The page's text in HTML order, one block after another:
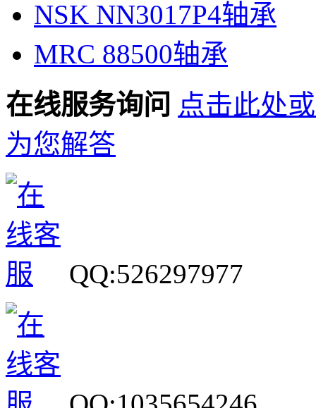
NSK NN3017P4轴承
MRC 88500轴承
在线服务询问 点击此处
为您解答
QQ:526297977